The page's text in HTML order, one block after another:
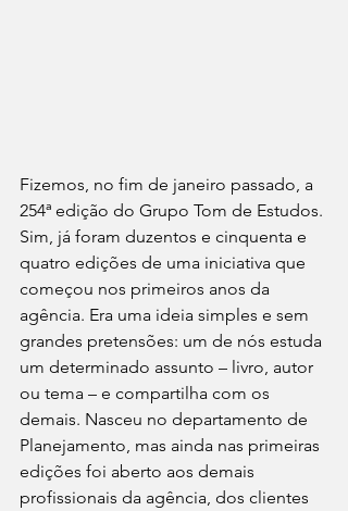
Fizemos, no fim de janeiro passado, a
254ª edição do Grupo Tom de Estudos.
Sim, já foram duzentos e cinquenta e
quatro edições de uma iniciativa que
começou nos primeiros anos da
agência. Era uma ideia simples e sem
grandes pretensões: um de nós estuda
um determinado assunto – livro, autor
ou tema – e compartilha com os
demais. Nasceu no departamento de
Planejamento, mas ainda nas primeiras
edições foi aberto aos demais
profissionais da agência, dos clientes